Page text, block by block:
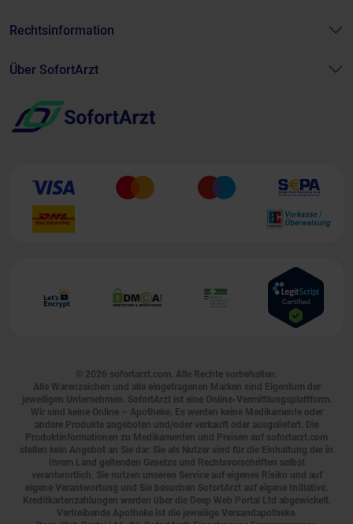
Rechtsinformation
Über SofortArzt
© 2026 sofortarzt.com. Alle Rechte vorbehalten.
Alle Warenzeichen und alle eingetragenen Marken sind Eigentum der
jeweiligen Unternehmen. SofortArzt ist eine Online-Vermittlungsplattform.
Wir sind keine Online – Apotheke. Es werden keine Medikamente oder
andere Produkte angeboten und/oder verkauft oder ausgeliefert. Die
Produktinformationen zu Medikamenten und Preisen auf sofortarzt.com
stellen kein Angebot an Sie dar. Sie als Nutzer sind für die Einhaltung der in
Ihrem Land geltenden Gesetze und Rechtsvorschriften selbst
verantwortlich. Sie nutzen unseren Service auf eigenes Risiko und auf
eigene Verantwortung und Sie besuchen SofortArzt auf eigene Initiative.
Kreditkartenzahlungen werden über die Deep Web Portal Ltd abgewickelt.
Vertreibende Apotheke ist die jeweilige Versandapotheke.